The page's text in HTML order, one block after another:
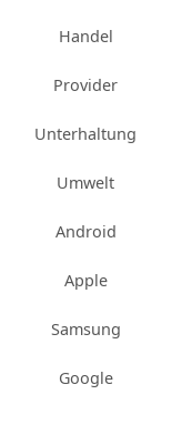
Handel
Provider
Unterhaltung
Umwelt
Android
Apple
Samsung
Google